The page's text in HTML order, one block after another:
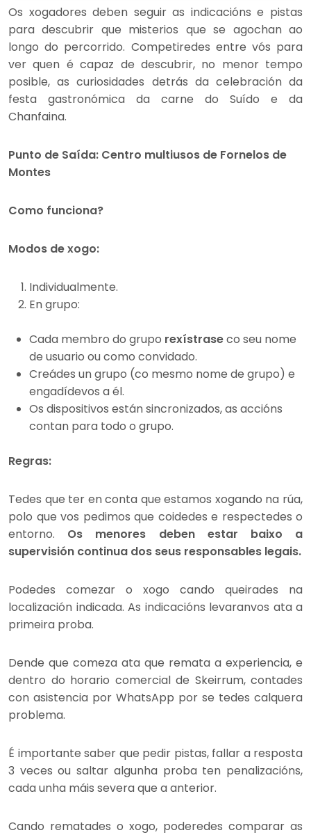
Os xogadores deben seguir as indicacións e pistas
para descubrir que misterios que se agochan ao
longo do percorrido. Competiredes entre vós para
ver quen é capaz de descubrir, no menor tempo
posible, as curiosidades detrás da celebración da
festa gastronómica da carne do Suído e da
Chanfaina.
Punto de Saída: Centro multiusos de Fornelos de
Montes
Como funciona?
Modos de xogo:
Individualmente.
En grupo:
Cada membro do grupo rexístraseco seu nome
de usuario ou como convidado.
Creádes un grupo (co mesmo nome de grupo) e
engadídevos a él.
Os dispositivos están sincronizados, as accións
contan para todo o grupo.
Regras:
Tedes que ter en conta que estamos xogando na rúa,
polo que vos pedimos que coidedes e respectedes o
entorno. Os menores deben estar baixo a
supervisión continua dos seus responsables legais.
Podedes comezar o xogo cando queirades na
localización indicada. As indicacións levaranvos ata a
primeira proba.
Dende que comeza ata que remata a experiencia, e
dentro do horario comercial de Skeirrum, contades
con asistencia por WhatsApp por se tedes calquera
problema.
É importante saber que pedir pistas, fallar a resposta
3 veces ou saltar algunha proba ten penalizacións,
cada unha máis severa que a anterior.
Cando rematades o xogo, poderedes comparar as